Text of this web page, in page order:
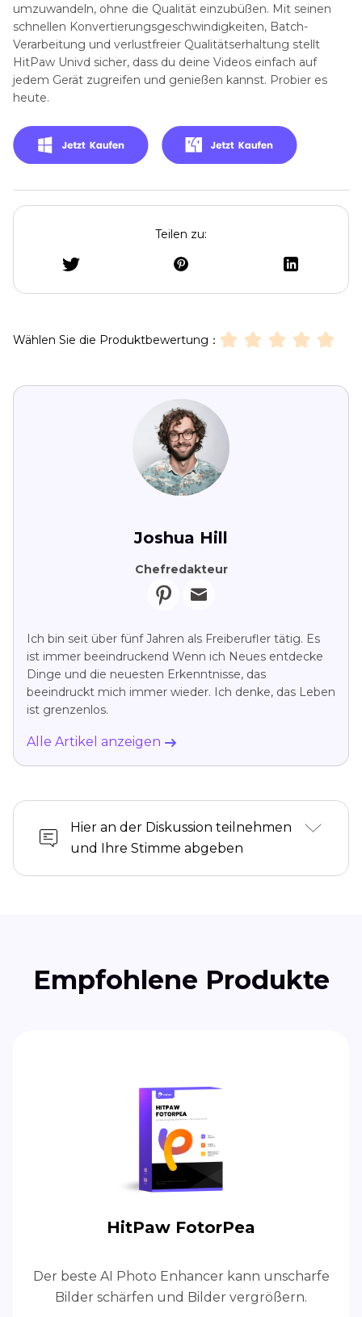
umzuwandeln, ohne die Qualität einzubüßen. Mit seinen
schnellen Konvertierungsgeschwindigkeiten, Batch-
Verarbeitung und verlustfreier Qualitätserhaltung stellt
HitPaw Univd sicher, dass du deine Videos einfach auf
jedem Gerät zugreifen und genießen kannst. Probier es
heute.
Teilen zu:
Wählen Sie die Produktbewertung：
Joshua Hill
Chefredakteur
Ich bin seit über fünf Jahren als Freiberufler tätig. Es
ist immer beeindruckend Wenn ich Neues entdecke
Dinge und die neuesten Erkenntnisse, das
beeindruckt mich immer wieder. Ich denke, das Leben
ist grenzenlos.
Alle Artikel anzeigen
Hier an der Diskussion teilnehmen
und Ihre Stimme abgeben
Empfohlene Produkte
HitPaw FotorPea
Der beste AI Photo Enhancer kann unscharfe
Bilder schärfen und Bilder vergrößern.